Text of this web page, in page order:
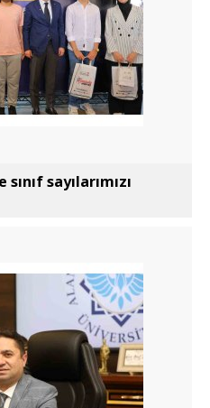
sayılarımızı